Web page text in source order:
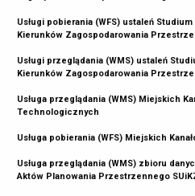
Usługi pobierania (WFS) ustaleń
Kierunków Zagospodarowania
Usługi przeglądania (WMS) ustaleń
Kierunków Zagospodarowania
Usługa przeglądania (WMS) Miejskich
Technologicznych
Usługa pobierania (WFS) Miejskich
Usługa przeglądania (WMS) zbioru
Aktów Planowania Przestrzennego